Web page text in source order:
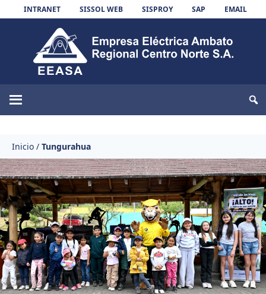
Skip to content
INTRANET SISSOL WEB SISPROY SAP EMAIL
EEASA
Inicio / Tungurahua